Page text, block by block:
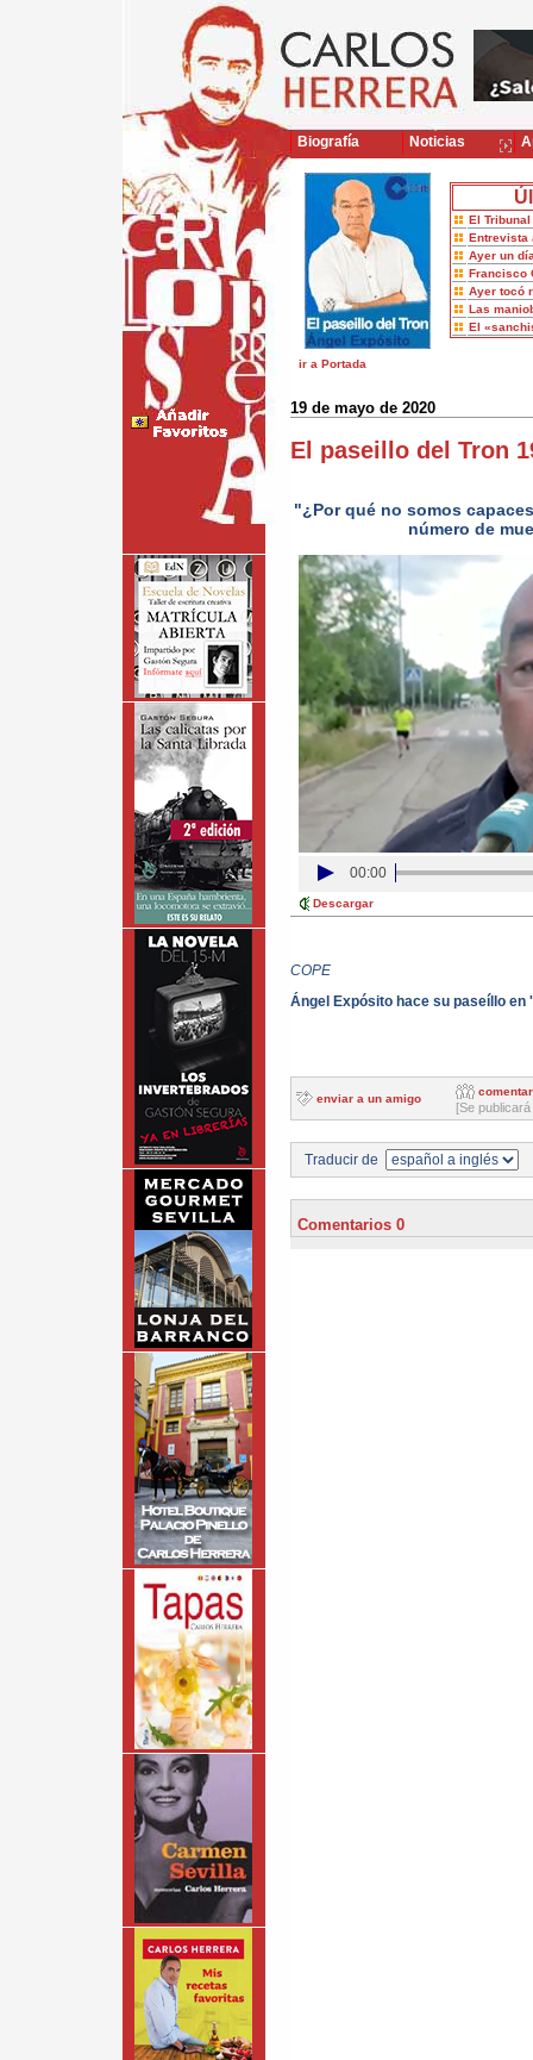
El
Entrevista
Ayer un
Francisco
Ayer tocó
Las
El
ir a Portada
19 de mayo de 2020
El paseillo del Tron
"¿Por qué no somos
número de
00:00
Descargar
COPE
Ángel Expósito hace su paseíllo en
enviar a un amigo
comentar
[Se
Traducir de
Comentarios 0
Biografía Noticias